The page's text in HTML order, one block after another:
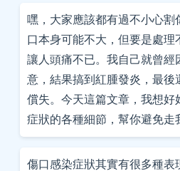
嘿，大家應該都有過不小心割
口本身可能不大，但要是處理
讓人頭痛不已。我自己就曾經
意，結果搞到紅腫發炎，最後
償失。今天這篇文章，我想好
症狀的各種細節，幫你避免走
傷口感染症狀其實有很多種表